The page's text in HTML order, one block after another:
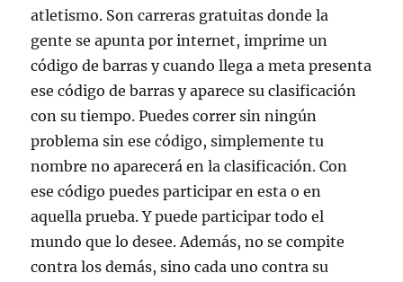
atletismo. Son carreras gratuitas donde la
gente se apunta por internet, imprime un
código de barras y cuando llega a meta presenta
ese código de barras y aparece su clasificación
con su tiempo. Puedes correr sin ningún
problema sin ese código, simplemente tu
nombre no aparecerá en la clasificación. Con
ese código puedes participar en esta o en
aquella prueba. Y puede participar todo el
mundo que lo desee. Además, no se compite
contra los demás, sino cada uno contra su